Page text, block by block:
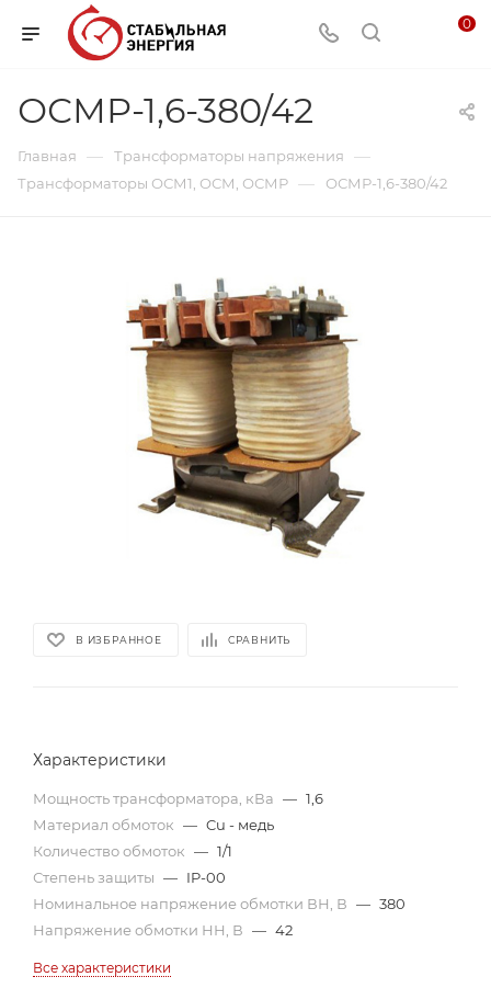
0
ОСМР-1,6-380/42
Главная — Трансформаторы напряжения —
Трансформаторы ОСМ1, ОСМ, ОСМР — ОСМР-1,6-380/42
В ИЗБРАННОЕ СРАВНИТЬ
Характеристики
Мощность трансформатора, кВа — 1,6
Материал обмоток — Cu - медь
Количество обмоток — 1/1
Степень защиты — IP-00
Номинальное напряжение обмотки ВН, В — 380
Напряжение обмотки НН, В — 42
Все характеристики